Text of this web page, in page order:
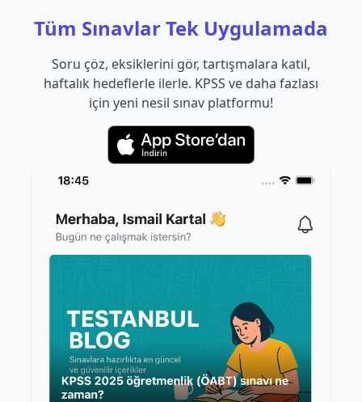
Tüm Sınavlar Tek Uygulamada
Soru çöz, eksiklerini gör, tartışmalara katıl,
haftalık hedeflerle ilerle. KPSS ve daha fazlası
için yeni nesil sınav platformu!